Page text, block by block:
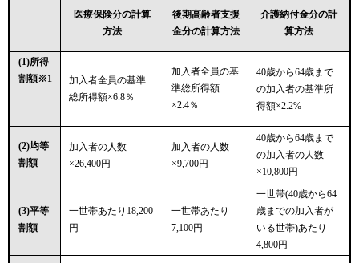
医療保険分の計算
方法
後期高齢者支援
金分の計算方法
介護納付金分の計
算方法
(1)所得
割額※1
加入者全員の基準
総所得額×6.8％
加入者全員の基
準総所得額
×2.4％
40歳から64歳まで
の加入者の基準所
得額×2.2%
(2)均等
割額
加入者の人数
×26,400円
加入者の人数
×9,700円
40歳から64歳まで
の加入者の人数
×10,800円
(3)平等
割額
一世帯あたり18,200
円
一世帯あたり
7,100円
一世帯(40歳から64
歳までの加入者が
いる世帯)あたり
4,800円